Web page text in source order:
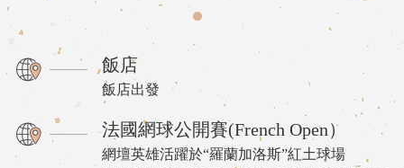
飯店
飯店出發
法國網球公開賽(French Open）
網壇英雄活躍於“羅蘭加洛斯”紅土球場